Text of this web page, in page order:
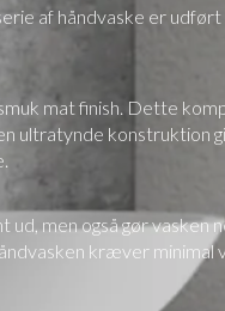
af håndvaske er
mat finish. Dette
ultratynde konstruktion
men også gør vasken
kræver minimal